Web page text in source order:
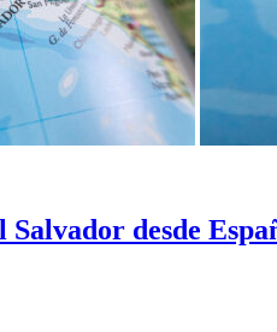
desde